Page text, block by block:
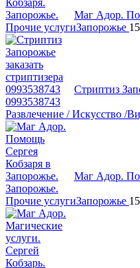
Маг Адор.
Прочие услугиЗапорожье
Стриптиз
0993538743
Развлечение / Искусство /
Маг Адор.
Запорожье.
Прочие услугиЗапорожье